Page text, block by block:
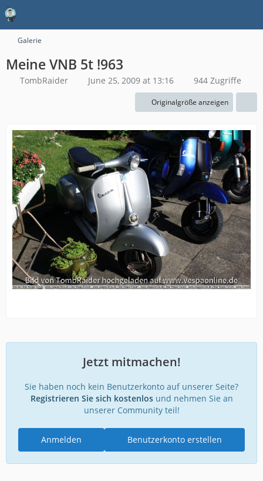
Galerie
Meine VNB 5t !963
TombRaider June 25, 2009 at 13:16 944 Zugriffe
Originalgröße anzeigen
Jetzt mitmachen!
Sie haben noch kein Benutzerkonto auf unserer Seite?
Registrieren Sie sich kostenlosund nehmen Sie an
unserer Community teil!
Benutzerkonto erstellen
Anmelden